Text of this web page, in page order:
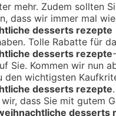
mehr. Zudem sollten
dass wir immer mal
desserts rezepte
Tolle Rabatte für
desserts rezepte
Sie. Kommen wir nun
den wichtigsten
desserts rezepte
dass Sie mit gutem
desserts